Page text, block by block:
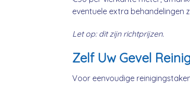
eventuele extra behandelingen
Let op: dit zijn richtprijzen.
Zelf Uw Gevel
Voor eenvoudige